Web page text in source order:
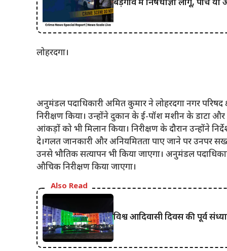
बड़गांव में निषेधाज्ञा लागू, पांच
लोहरदगा।
अनुमंडल पदाधिकारी अमित कुमार ने लोहरदगा नगर
निरीक्षण किया। उन्होंने दुकान के ई-पॉश मशीन के डाटा
आंकड़ों को भी मिलान किया। निरीक्षण के दौरान उन्होंने
दे।गलत जानकारी और अनियमितता पाए जाने पर उनपर
उनसे भौतिक सत्यापन भी किया जाएगा। अनुमंडल
औचिक निरीक्षण किया जाएगा।
Also Read
विश्व आदिवासी दिवस की पूर्व